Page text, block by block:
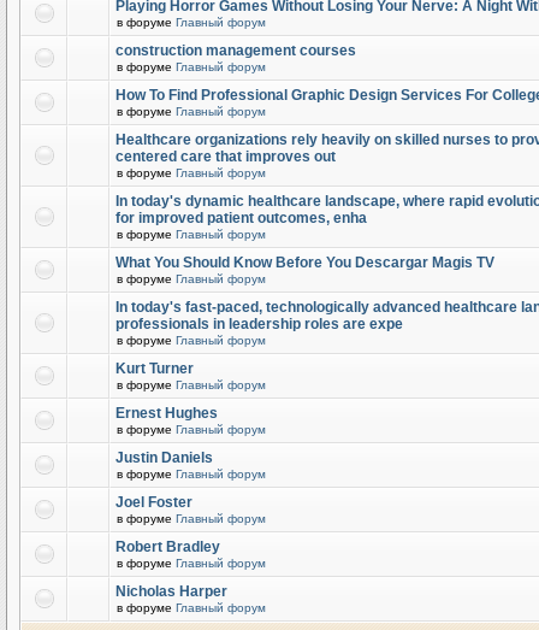
Playing Horror Games Without Losing Your Nerve: A Night
в форуме Главный форум
construction management courses
в форуме Главный форум
How To Find Professional Graphic Design Services For
в форуме Главный форум
Healthcare organizations rely heavily on skilled nurses to
centered care that improves out
в форуме Главный форум
In today's dynamic healthcare landscape, where rapid
for improved patient outcomes, enha
в форуме Главный форум
What You Should Know Before You Descargar Magis TV
в форуме Главный форум
In today's fast-paced, technologically advanced healthcare
professionals in leadership roles are expe
в форуме Главный форум
Kurt Turner
в форуме Главный форум
Ernest Hughes
в форуме Главный форум
Justin Daniels
в форуме Главный форум
Joel Foster
в форуме Главный форум
Robert Bradley
в форуме Главный форум
Nicholas Harper
в форуме Главный форум